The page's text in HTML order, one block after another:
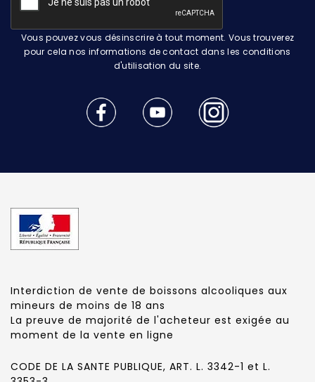
Vous pouvez vous désinscrire à tout moment. Vous trouverez
pour cela nos informations de contact dans les conditions
d'utilisation du site.
Interdiction de vente de boissons alcooliques aux
mineurs de moins de 18 ans
La preuve de majorité de l'acheteur est exigée au
moment de la vente en ligne
CODE DE LA SANTE PUBLIQUE, ART. L. 3342-1 et L.